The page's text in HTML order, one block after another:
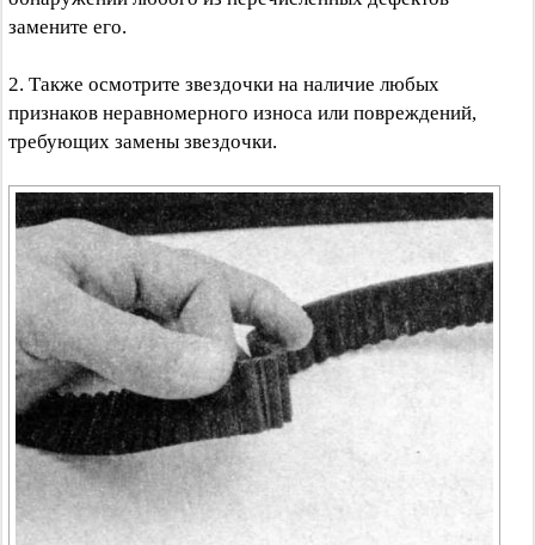
замените его.
2. Также осмотрите звездочки на наличие любых
признаков неравномерного износа или повреждений,
требующих замены звездочки.